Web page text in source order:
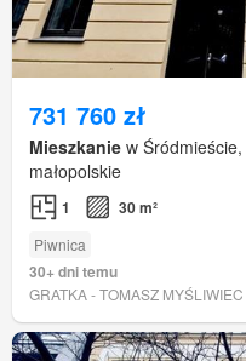
731 760 zł
Mieszkanie w
małopolskie
1 30 m²
Piwnica
30+ dni temu
GRATKA - TOMASZ